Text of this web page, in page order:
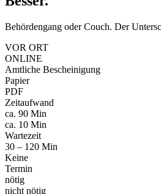
Behördengang oder Couch. Der
VOR ORT
ONLINE
Amtliche Bescheinigung
Papier
PDF
Zeitaufwand
ca. 90 Min
ca. 10 Min
Wartezeit
30 – 120 Min
Keine
Termin
nötig
nicht nötig